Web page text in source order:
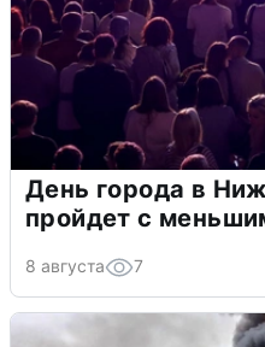
День города в
пройдет с
8 августа 7